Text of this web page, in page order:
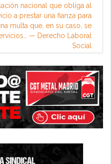
nacional que obliga al
a prestar una fianza para
multa que, en su caso, se
— Derecho Laboral
Social